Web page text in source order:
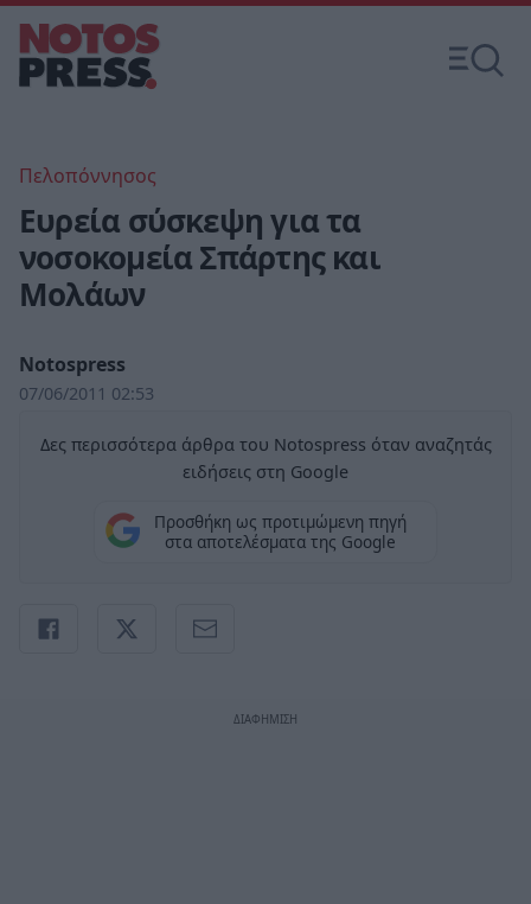
Πελοπόννησος
Ευρεία σύσκεψη για τα
νοσοκομεία Σπάρτης και
Μολάων
Notospress
07/06/2011 02:53
Δες περισσότερα άρθρα του Notospress όταν αναζητάς
ειδήσεις στη Google
Προσθήκη ως προτιμώμενη πηγή
στα αποτελέσματα της Google